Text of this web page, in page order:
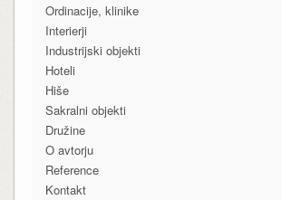
Ordinacije, klinike
Interierji
Industrijski objekti
Hoteli
Hiše
Sakralni objekti
Družine
O avtorju
Reference
Kontakt